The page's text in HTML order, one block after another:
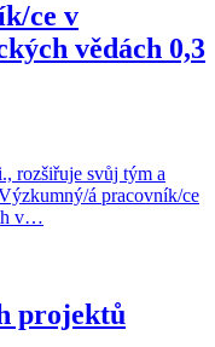
ce v
vědách 0,3
rozšiřuje svůj tým a
á pracovník/ce
v…
projektů